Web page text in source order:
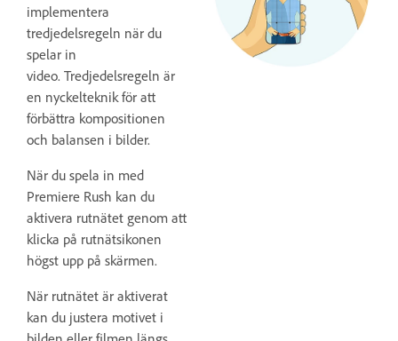
implementera
tredjedelsregeln när du
spelar in
video. Tredjedelsregeln är
en nyckelteknik för att
förbättra kompositionen
och balansen i bilder.
När du spela in med
Premiere Rush kan du
aktivera rutnätet genom att
klicka på rutnätsikonen
högst upp på skärmen.
När rutnätet är aktiverat
kan du justera motivet i